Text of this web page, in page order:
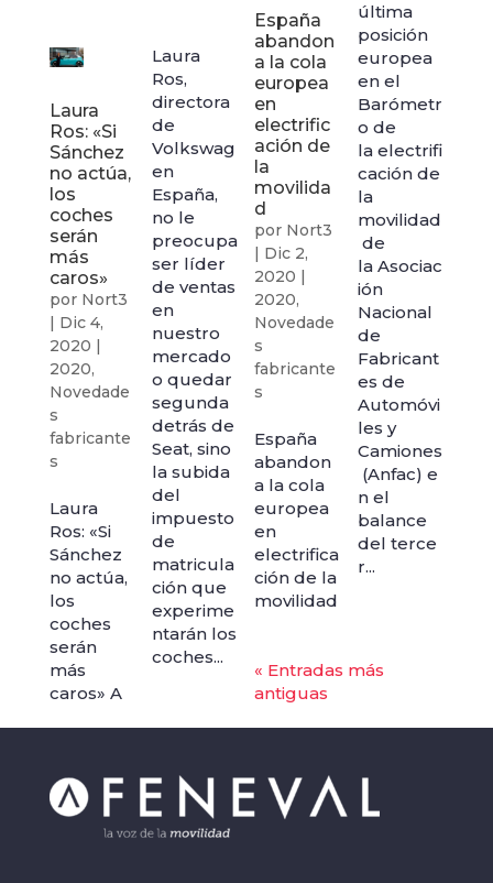
Laura
Ros: «Si
Sánchez
no actúa,
los
coches
serán
más
caros»
por Nort3
| Dic 4,
2020 |
2020,
Novedade
s
fabricante
s
Laura
Ros: «Si
Sánchez
no actúa,
los
coches
serán
más
caros» A
Laura
Ros,
directora
de
Volkswag
en
España,
no le
preocupa
ser líder
de ventas
en
nuestro
mercado
o quedar
segunda
detrás de
Seat, sino
la subida
del
impuesto
de
matricula
ción que
experime
ntarán los
coches...
España
abandon
a la cola
europea
en
electrific
ación de
la
movilida
d
por Nort3
| Dic 2,
2020 |
2020,
Novedade
s
fabricante
s
España
abandon
a la cola
europea
en
electrifica
ción de la
movilidad
última
posición
europea
en el
Barómetr
o de
la electrifi
cación de
la
movilidad
de
la Asociac
ión
Nacional
de
Fabricant
es de
Automóvi
les y
Camiones
(Anfac) e
n el
balance
del terce
r...
« Entradas más
antiguas